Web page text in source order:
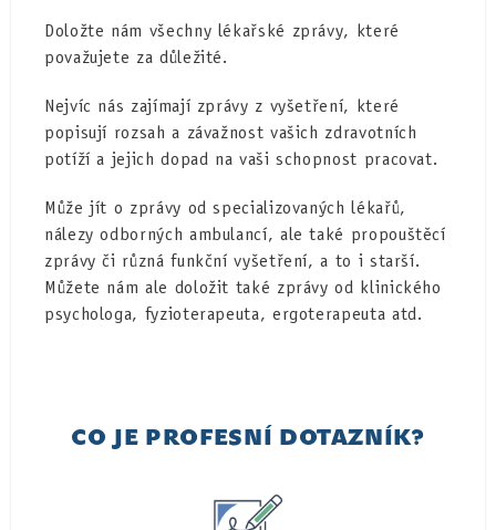
Doložte nám všechny lékařské zprávy, které
považujete za důležité.
Nejvíc nás zajímají zprávy z vyšetření, které
popisují rozsah a závažnost vašich zdravotních
potíží a jejich dopad na vaši schopnost pracovat.
Může jít o zprávy od specializovaných lékařů,
nálezy odborných ambulancí, ale také propouštěcí
zprávy či různá funkční vyšetření, a to i starší.
Můžete nám ale doložit také zprávy od klinického
psychologa, fyzioterapeuta, ergoterapeuta atd.
CO JE PROFESNÍ DOTAZNÍK?